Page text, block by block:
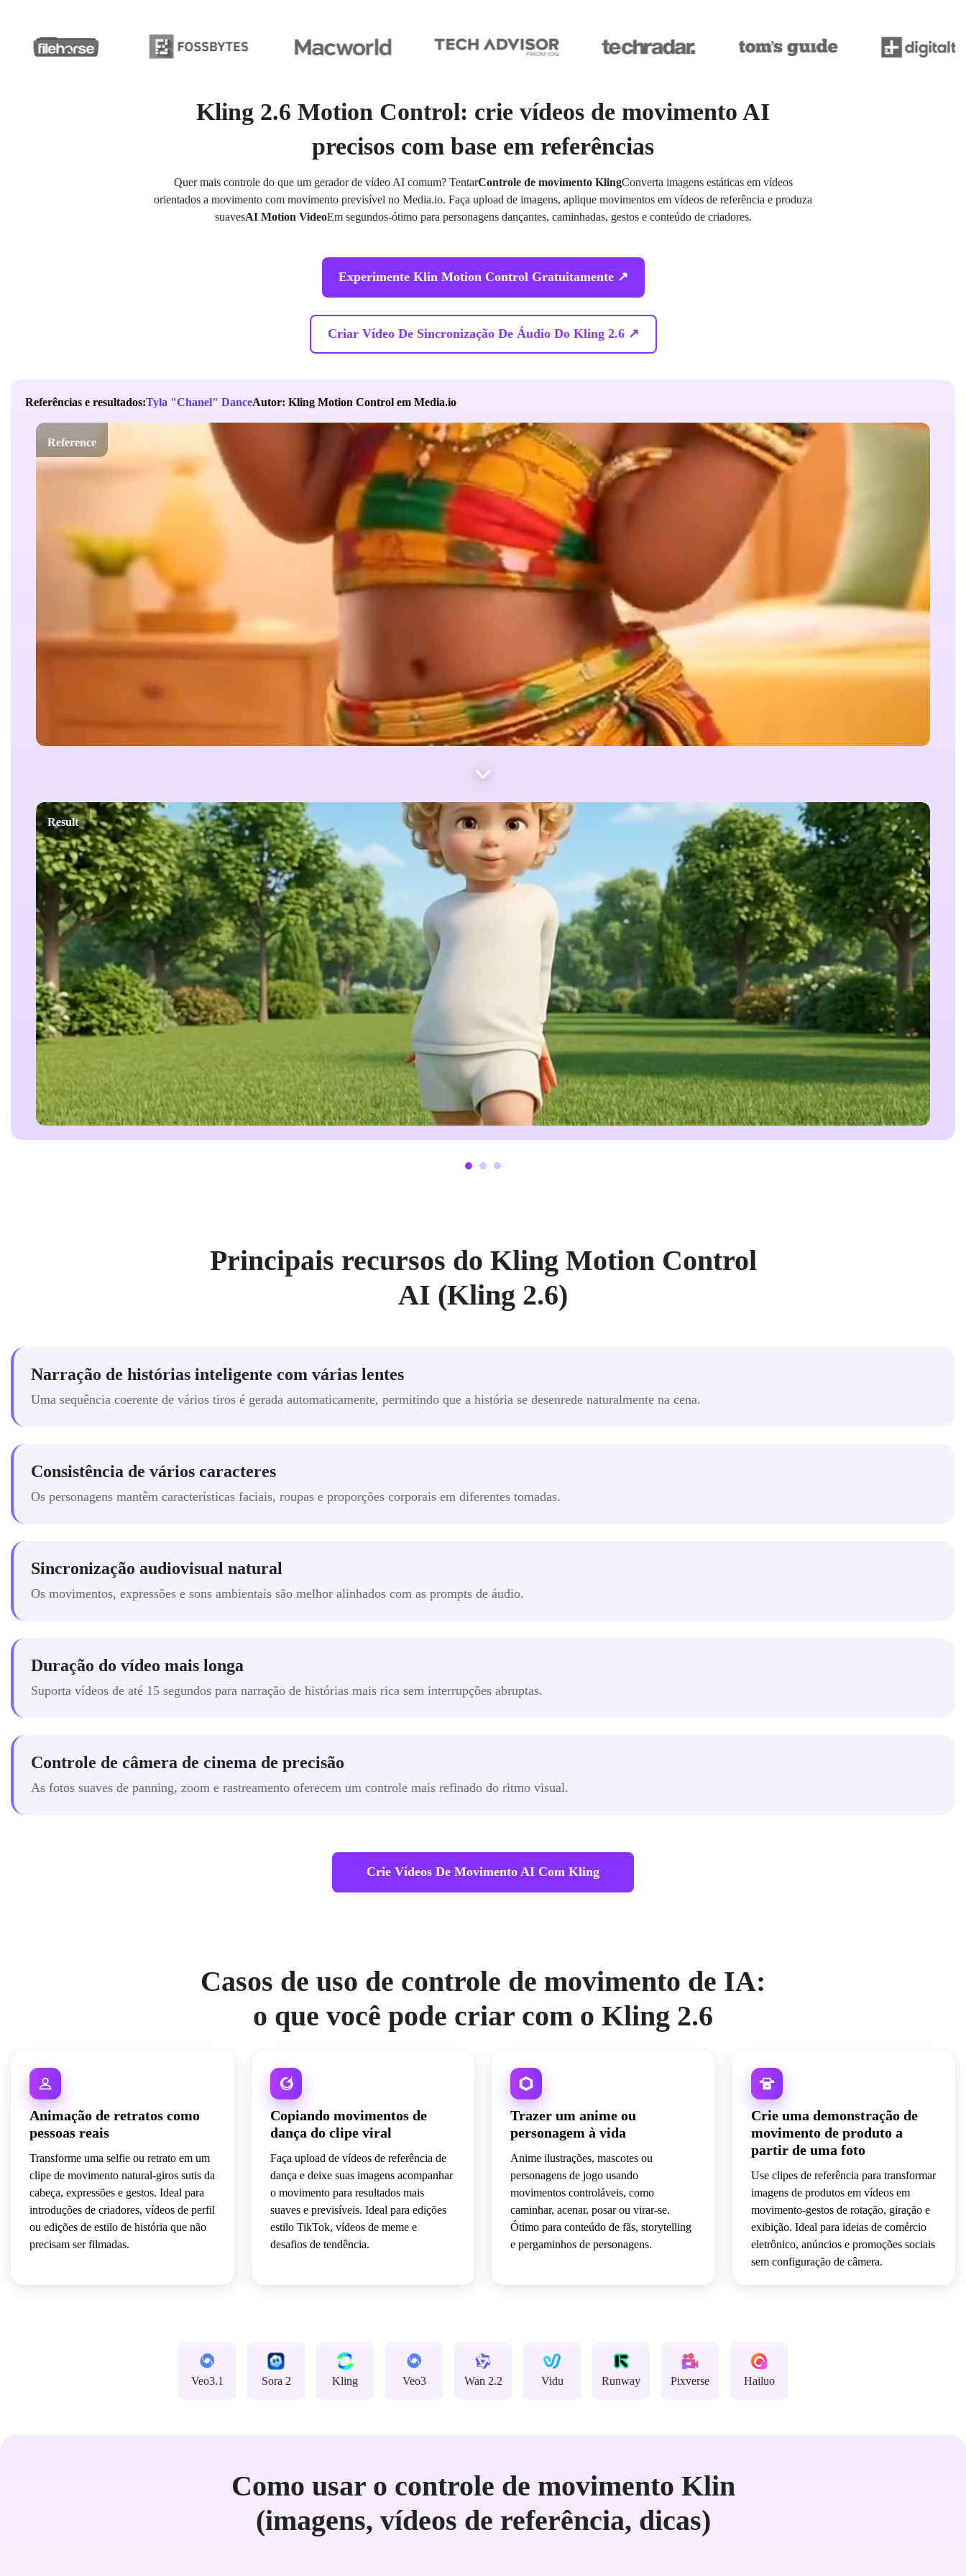
Kling 2.6 Motion Control: crie vídeos de movimento AI
precisos com base em referências
Quer mais controle do que um gerador de vídeo AI comum? TentarControle de movimento KlingConverta imagens estáticas em vídeos
orientados a movimento com movimento previsível no Media.io. Faça upload de imagens, aplique movimentos em vídeos de referência e produza
suavesAI Motion VideoEm segundos-ótimo para personagens dançantes, caminhadas, gestos e conteúdo de criadores.
Experimente Klin Motion Control Gratuitamente ↗
Criar Vídeo De Sincronização De Áudio Do Kling 2.6 ↗
Referências e resultados:Tyla "Chanel" DanceAutor: Kling Motion Control em Media.io
Reference
Result
Principais recursos do Kling Motion Control
AI (Kling 2.6)
Narração de histórias inteligente com várias lentes
Uma sequência coerente de vários tiros é gerada automaticamente, permitindo que a história se desenrede naturalmente na cena.
Consistência de vários caracteres
Os personagens mantêm características faciais, roupas e proporções corporais em diferentes tomadas.
Sincronização audiovisual natural
Os movimentos, expressões e sons ambientais são melhor alinhados com as prompts de áudio.
Duração do vídeo mais longa
Suporta vídeos de até 15 segundos para narração de histórias mais rica sem interrupções abruptas.
Controle de câmera de cinema de precisão
As fotos suaves de panning, zoom e rastreamento oferecem um controle mais refinado do ritmo visual.
Crie Vídeos De Movimento AI Com Kling
Casos de uso de controle de movimento de IA:
o que você pode criar com o Kling 2.6
Animação de retratos como
pessoas reais
Transforme uma selfie ou retrato em um
clipe de movimento natural-giros sutis da
cabeça, expressões e gestos. Ideal para
introduções de criadores, vídeos de perfil
ou edições de estilo de história que não
precisam ser filmadas.
Copiando movimentos de
dança do clipe viral
Faça upload de vídeos de referência de
dança e deixe suas imagens acompanhar
o movimento para resultados mais
suaves e previsíveis. Ideal para edições
estilo TikTok, vídeos de meme e
desafios de tendência.
Trazer um anime ou
personagem à vida
Anime ilustrações, mascotes ou
personagens de jogo usando
movimentos controláveis, como
caminhar, acenar, posar ou virar-se.
Ótimo para conteúdo de fãs, storytelling
e pergaminhos de personagens.
Crie uma demonstração de
movimento de produto a
partir de uma foto
Use clipes de referência para transformar
imagens de produtos em vídeos em
movimento-gestos de rotação, giração e
exibição. Ideal para ideias de comércio
eletrônico, anúncios e promoções sociais
sem configuração de câmera.
Veo3.1 Sora 2 Kling Veo3 Wan 2.2 Vidu Runway Pixverse Hailuo
Como usar o controle de movimento Klin
(imagens, vídeos de referência, dicas)